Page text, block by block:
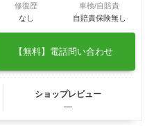
修復歴
なし
車検/自賠責
自賠責保険無し
【無料】電話問い合わせ
ショップレビュー
―